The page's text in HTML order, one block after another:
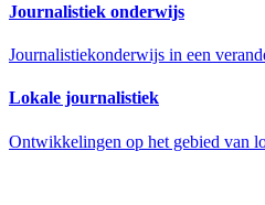
Journalistiek onderwijs
Journalistiekonderwijs in een
Lokale journalistiek
Ontwikkelingen op het gebied van